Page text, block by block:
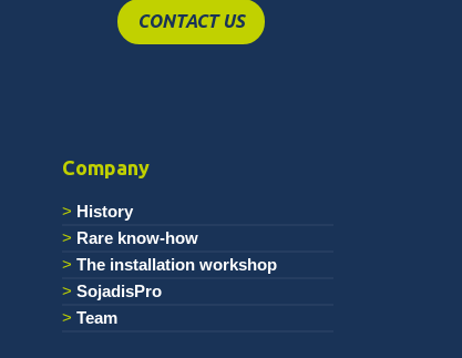
CONTACT US
Company
History
Rare know-how
The installation workshop
SojadisPro
Team